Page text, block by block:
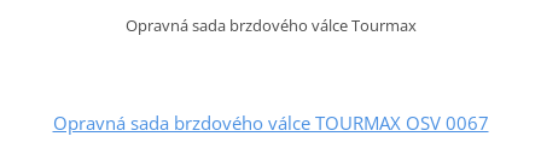
Opravná sada brzdového válce Tourmax
Opravná sada brzdového válce TOURMAX OSV 0067